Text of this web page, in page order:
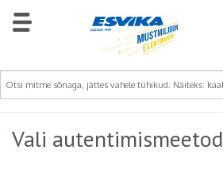
Vali autentimismeetod